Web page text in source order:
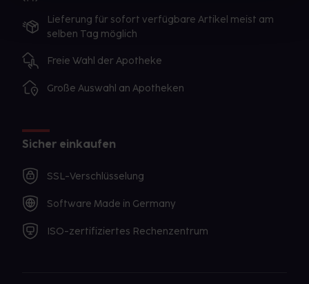
Lieferung für sofort verfügbare Artikel meist am
selben Tag möglich
Freie Wahl der Apotheke
Große Auswahl an Apotheken
Sicher einkaufen
SSL-Verschlüsselung
Software Made in Germany
ISO-zertifiziertes Rechenzentrum